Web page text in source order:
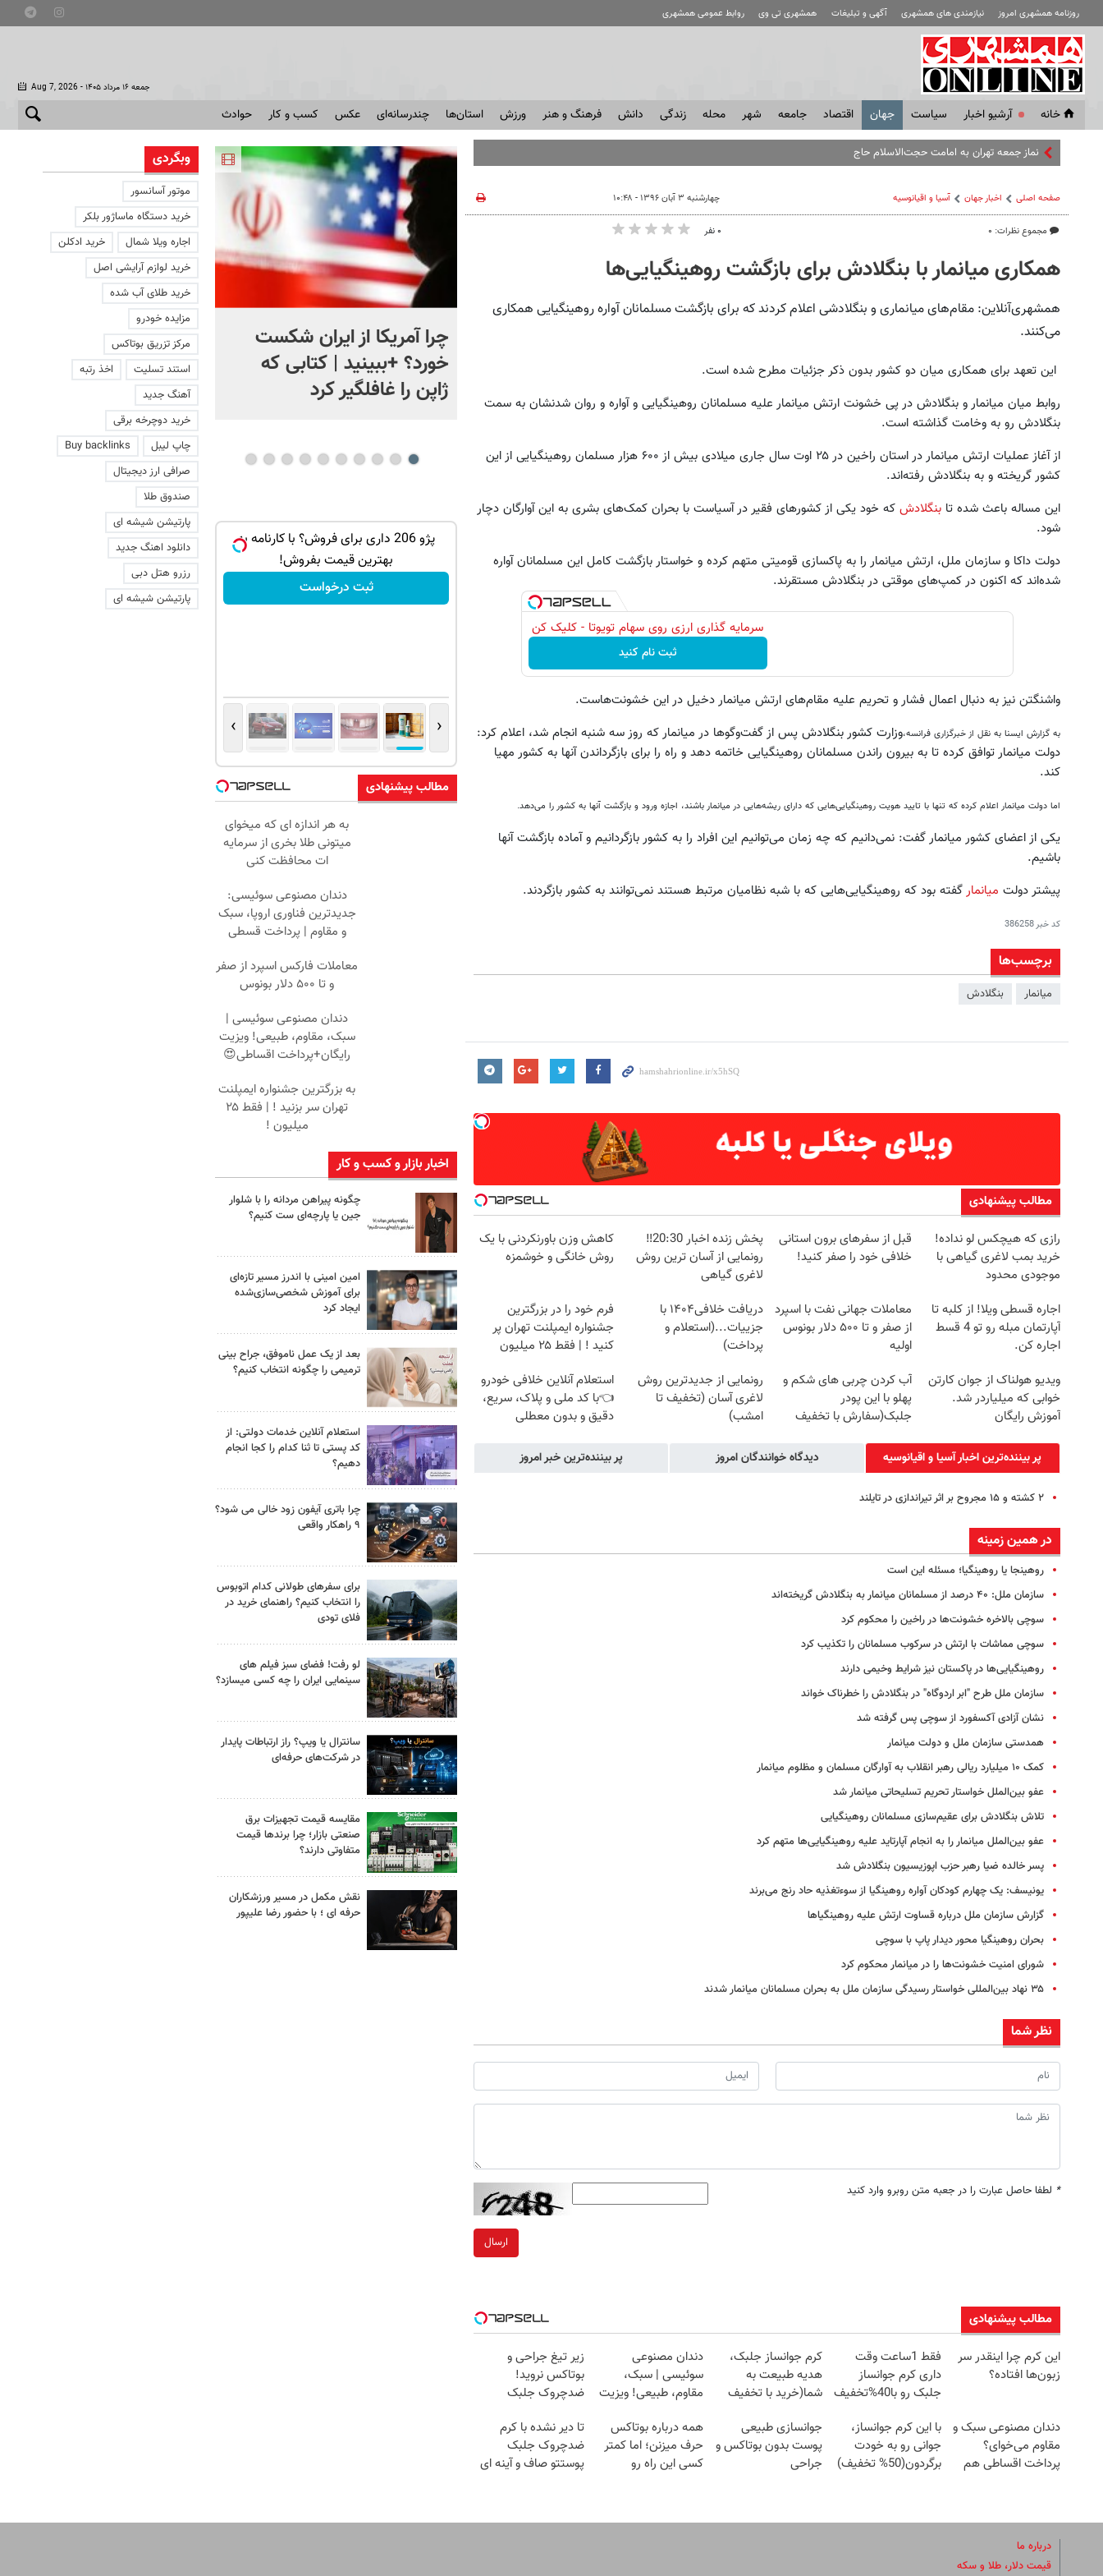
روزنامه همشهری امروز نیازمندی های همشهری آگهی و تبلیغات همشهری تی وی روابط عمومی همشهری
Aug 7, 2026 - جمعه ۱۶ مرداد ۱۴۰۵
خانه آرشیو اخبار سياست جهان اقتصاد جامعه شهر محله زندگی دانش فرهنگ و هنر ورزش استان‌ها چندرسانه‌ای عکس کسب و کار حوادث
نماز جمعه تهران به امامت حجت‌الاسلام حاج‌علی‌اکبری
صفحه اصلی اخبار جهان آسیا و اقیانوسیه
مجموع نظرات: ۰
چهارشنبه ۳ آبان ۱۳۹۶ - ۱۰:۴۸
۰ نفر
همکاری میانمار با بنگلادش برای بازگشت روهینگیایی‌ها
همشهری‌آنلاین: مقام‌های میانماری و بنگلادشی اعلام کردند که برای بازگشت مسلمانان آواره روهینگیایی همکاری
می‌کنند.
این تعهد برای همکاری میان دو کشور بدون ذکر جزئیات مطرح شده است.
روابط میان میانمار و بنگلادش در پی خشونت ارتش میانمار علیه مسلمانان روهینگيایی و آواره و روان شدنشان به سمت
بنگلادش رو به وخامت گذاشته است.
از آغاز عملیات ارتش میانمار در استان راخین در ۲۵ اوت سال جاری میلادی بیش از ۶۰۰ هزار مسلمان روهینگيایی از این
کشور گریخته و به بنگلادش رفته‌اند.
این مساله باعث شده تا بنگلادش که خود یکی از کشورهای فقیر در آسیاست با بحران کمک‌های بشری به این آوارگان دچار
شود.
دولت داکا و سازمان ملل، ارتش میانمار را به پاکسازی قومیتی متهم کرده و خواستار بازگشت کامل این مسلمانان آواره
شده‌اند که اکنون در کمپ‌های موقتی در بنگلادش مستقرند.
سرمایه گذاری ارزی روی سهام تویوتا - کلیک کن
ثبت نام کنید
واشنگتن نیز به دنبال اعمال فشار و تحریم علیه مقام‌های ارتش میانمار دخیل در این خشونت‌هاست.
به گزارش ایسنا به نقل از خبرگزاری فرانسه،وزارت کشور بنگلادش پس از گفت‌وگوها در میانمار که روز سه شنبه انجام شد، اعلام کرد:
دولت میانمار توافق کرده تا به بیرون راندن مسلمانان روهینگيایی خاتمه دهد و راه را برای بازگرداندن آنها به کشور مهیا
کند.
اما دولت میانمار اعلام کرده که تنها با تایید هویت روهینگيایی‌هایی که دارای ریشه‌هایی در میانمار باشند، اجازه ورود و بازگشت آنها به کشور را می‌دهد.
یکی از اعضای کشور میانمار گفت: نمی‌دانیم که چه زمان می‌توانیم این افراد را به کشور بازگردانیم و آماده بازگشت آنها
باشیم.
پیشتر دولت میانمارگفته بود که روهینگيایی‌هایی که با شبه نظامیان مرتبط هستند نمی‌توانند به کشور بازگردند.
کد خبر386258
برچسب‌ها
میانمار بنگلادش
مطالب پیشنهادی
رازی که هیچکس لو نداده!
خرید بمب لاغری گیاهی با
موجودی محدود
قبل از سفرهای برون استانی
خلافی خود را صفر کنید!
پخش زنده اخبار 20:30‼️
رونمایی از آسان ترین روش
لاغری گیاهی
کاهش وزن باورنکردنی با یک
روش خانگی و خوشمزه
اجاره‌ قسطی ویلا! از کلبه تا
آپارتمان مبله رو تو 4 قسط
اجاره کن.
معاملات جهانی نفت با اسپرد
از صفر و تا ۵۰۰ دلار بونوس
اولیه
دریافت خلافی۱۴۰۴ با
جزییات...(استعلام و
پرداخت)
فرم خود را در بزرگترین
جشنواره ایمپلنت تهران پر
کنید ! | فقط ۲۵ میلیون
ویدیو هولناک از جوان کارتن
خوابی که میلیاردر شد.
آموزش رایگان
آب کردن چربی های شکم و
پهلو با این پودر
جلبک(سفارش با تخفیف
رونمایی از جدیدترین روش
لاغری آسان (تخفیف تا
امشب)
استعلام آنلاین خلافی خودرو
👈با کد ملی و پلاک، سریع،
دقیق و بدون معطلی
پر بیننده‌ترین اخبار آسیا و اقیانوسیه دیدگاه خوانندگان امروز پر بیننده‌ترین خبر امروز
۲ کشته و ۱۵ مجروح بر اثر تیراندازی در تایلند
در همین زمینه
روهینجا یا روهینگیا؛ مسئله این است
سازمان ملل: ۴۰ درصد از مسلمانان میانمار به بنگلادش گریخته‌اند
سوچی بالاخره خشونت‌ها در راخین را محکوم کرد
سوچی مماشات با ارتش در سرکوب مسلمانان را تکذیب کرد
روهینگیایی‌ها در پاکستان نیز شرایط وخیمی دارند
سازمان ملل طرح "ابر اردوگاه" در بنگلادش را خطرناک خواند
نشان آزادی آکسفورد از سوچی پس گرفته شد
همدستی سازمان ملل و دولت میانمار
کمک ۱۰ میلیارد ریالی رهبر انقلاب به آوارگان مسلمان و مظلوم میانمار
عفو بین‌الملل خواستار تحریم تسلیحاتی میانمار شد
تلاش بنگلادش برای عقیم‌سازی مسلمانان روهینگیایی
عفو بین‌الملل میانمار را به انجام آپارتاید علیه روهینگیایی‌ها متهم کرد
پسر خالده ضیا رهبر حزب اپوزیسیون بنگلادش شد
یونیسف: یک چهارم کودکان آواره روهینگیا از سوءتغذیه حاد رنج ‌می‌برند
گزارش سازمان‌ ملل درباره قساوت ارتش علیه روهینگیاها
بحران روهینگیا محور دیدار پاپ با سوچی
شورای امنیت خشونت‌ها را در میانمار محکوم کرد
۳۵ نهاد بین‌المللی خواستار رسیدگی سازمان ملل به بحران مسلمانان میانمار شدند
نظر شما
* لطفا حاصل عبارت را در جعبه متن روبرو وارد کنید
ارسال
مطالب پیشنهادی
این کرم چرا اینقدر سر
زبون‌ها افتاده؟
فقط 1ساعت وقت
داری کرم جوانساز
جلبک رو با40%تخفیف
کرم جوانساز جلبک،
هدیه طبیعت به
شما(خرید با تخفیف
دندان مصنوعی
سوئیسی | سبک،
مقاوم، طبیعی! ویزیت
اقساطی😍
زیر تیغ جراحی و
بوتاکس نروید!
ضدچروک جلبک
دندان مصنوعی سبک و
مقاوم می‌خوای؟
پرداخت اقساطی هم
با این کرم جوانساز،
جوانی رو به خودت
برگردون(50% تخفیف)
جوانسازی طبیعی
پوست بدون بوتاکس و
جراحی
همه درباره بوتاکس
حرف میزنن؛ اما کمتر
کسی این راه رو
تا دیر نشده با کرم
ضدچروک جلبک
پوستتو صاف و آینه ای
چرا آمریکا از ایران شکست
خورد؟ +ببینید | کتابی که
ژاپن را غافلگیر کرد
استقبال از اردوغان در
عربستان + فیلم
پک تقویت موی جلبک توی حمومت
خالیه!45%تخفیف
خرید محصول
! | فقط ۲۵ میلیون !
رزرورایگان نوبت
درآمد بالا کسب کنید
تکمیل فرم
پژو 206 داری برای فروش؟ با کارنامه به
بهترین قیمت بفروش!
ثبت درخواست
‹
›
مطالب پیشنهادی
به هر اندازه ای که میخوای
میتونی طلا بخری از سرمایه
ات محافظت کنی
دندان مصنوعی سوئیسی:
جدیدترین فناوری اروپا، سبک
و مقاوم | پرداخت قسطی
معاملات فارکس اسپرد از صفر
و تا ۵۰۰ دلار بونوس
دندان مصنوعی سوئیسی |
سبک، مقاوم، طبیعی! ویزیت
رایگان+پرداخت اقساطی😍
به بزرگترین جشنواره ایمپلنت
تهران سر بزنید ! | فقط ۲۵
میلیون !
اخبار بازار و کسب و کار
چگونه پیراهن مردانه را با شلوار
جین یا پارچه‌ای ست کنیم؟
امین امینی با اندرز مسیر تازه‌ای
برای آموزش شخصی‌سازی‌شده
ایجاد کرد
بعد از یک عمل ناموفق، جراح بینی
ترمیمی را چگونه انتخاب کنیم؟
استعلام آنلاین خدمات دولتی: از
کد پستی تا ثنا کدام را کجا انجام
دهیم؟
چرا باتری آیفون زود خالی می شود؟
۹ راهکار واقعی
برای سفرهای طولانی کدام اتوبوس
را انتخاب کنیم؟ راهنمای خرید در
فلای تودی
لو رفت! فضای سبز فیلم های
سینمایی ایران را چه کسی میسازد؟
سانترال یا ویپ؟ راز ارتباطات پایدار
در شرکت‌های حرفه‌ای
مقایسه قیمت تجهیزات برق
صنعتی بازار؛ چرا برندها قیمت
متفاوتی دارند؟
نقش مکمل در مسیر ورزشکاران
حرفه ای ؛ با حضور رضا علیپور
وبگردی
موتور آسانسور
خرید دستگاه ماساژور بلکر
اجاره ویلا شمال
خرید ادکلن
خرید لوازم آرایشی اصل
خرید طلای آب شده
مزایده خودرو
مرکز تزریق بوتاکس
استند تسلیت
اخذ رتبه
آهنگ جدید
خرید دوچرخه برقی
چاپ لیبل
Buy backlinks
صرافی ارز دیجیتال
صندوق طلا
پارتیشن شیشه ای
دانلود اهنگ جدید
رزرو هتل دبی
پارتیشن شیشه ای
درباره ما
قیمت دلار، طلا و سکه